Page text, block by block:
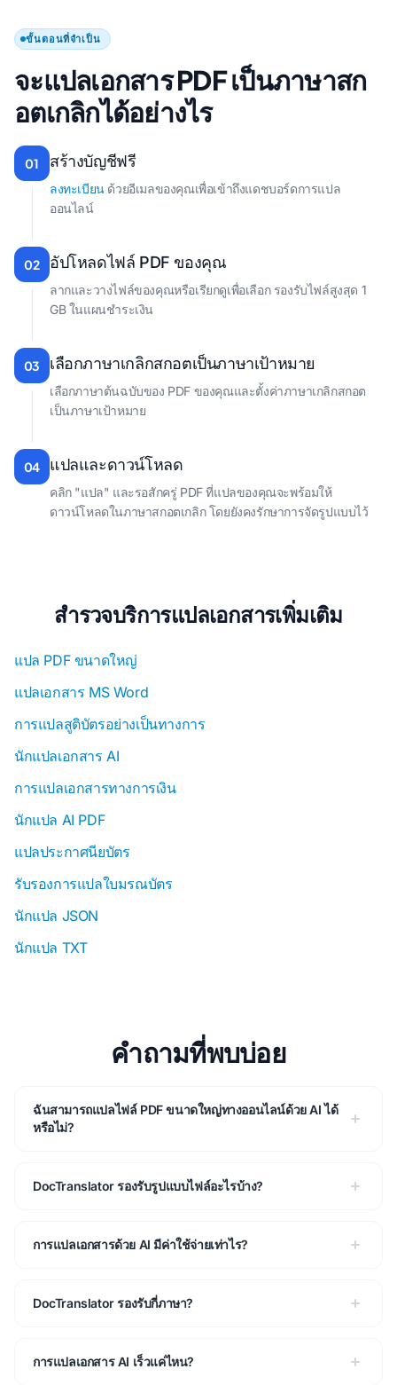
ขั้นตอนที่จำเป็น
จะแปลเอกสาร PDF เป็นภาษาสก
อตเกลิกได้อย่างไร
01 สร้างบัญชีฟรี
ลงทะเบียนด้วยอีเมลของคุณเพื่อเข้าถึงแดชบอร์ดการแปล
ออนไลน์
02 อัปโหลดไฟล์ PDF ของคุณ
ลากและวางไฟล์ของคุณหรือเรียกดูเพื่อเลือก รองรับไฟล์สูงสุด 1
GB ในแผนชําระเงิน
03 เลือกภาษาเกลิกสกอตเป็นภาษาเป้าหมาย
เลือกภาษาต้นฉบับของ PDF ของคุณและตั้งค่าภาษาเกลิกสกอต
เป็นภาษาเป้าหมาย
04 แปลและดาวน์โหลด
คลิก "แปล" และรอสักครู่ PDF ที่แปลของคุณจะพร้อมให้
ดาวน์โหลดในภาษาสกอตเกลิก โดยยังคงรักษาการจัดรูปแบบไว้
สำรวจบริการแปลเอกสารเพิ่มเติม
แปล PDF ขนาดใหญ่
แปลเอกสาร MS Word
การแปลสูติบัตรอย่างเป็นทางการ
นักแปลเอกสาร AI
การแปลเอกสารทางการเงิน
นักแปล AI PDF
แปลประกาศนียบัตร
รับรองการแปลใบมรณบัตร
นักแปล JSON
นักแปล TXT
คําถามที่พบบ่อย
ฉันสามารถแปลไฟล์ PDF ขนาดใหญ่ทางออนไลน์ด้วย AI ได้
หรือไม่?
DocTranslator รองรับรูปแบบไฟล์อะไรบ้าง?
การแปลเอกสารด้วย AI มีค่าใช้จ่ายเท่าไร?
DocTranslator รองรับกี่ภาษา?
การแปลเอกสาร AI เร็วแค่ไหน?